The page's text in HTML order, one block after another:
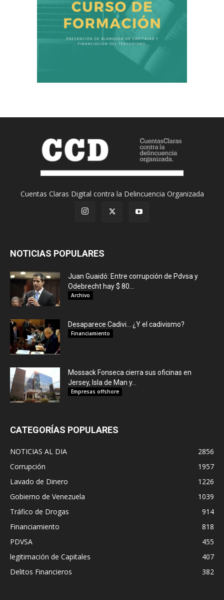
Cuentas Claras Digital contra la Delincuencia Organizada
NOTICIAS POPULARES
Juan Guaidó: Entre corrupción de Pdvsa y
Odebrecht hay $ 80...
Archivo
Desaparece Cadivi… ¿Y el cadivismo?
Financiamiento
Mossack Fonseca cierra sus oficinas en
Jersey, Isla de Man y...
Empresas offshore
CATEGORÍAS POPULARES
NOTICIAS AL DIA
2856
Corrupción
1957
Lavado de Dinero
1226
Gobierno de Venezuela
1039
Tráfico de Drogas
914
Financiamiento
818
PDVSA
455
legitimación de Capitales
407
Delitos Financieros
382